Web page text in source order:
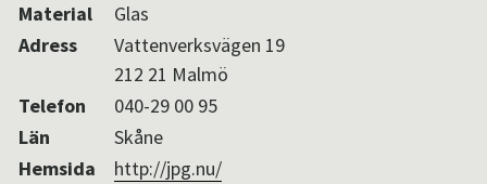
Material
Glas
Adress
Vattenverksvägen 19
212 21 Malmö
Telefon
040-29 00 95
Län
Skåne
Hemsida
http://jpg.nu/